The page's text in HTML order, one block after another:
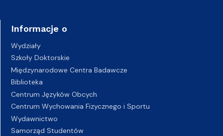
Informacje o
Wydziały
Szkoły Doktorskie
Międzynarodowe Centra Badawcze
Biblioteka
Centrum Języków Obcych
Centrum Wychowania Fizycznego i Sportu
Wydawnictwo
Samorząd Studentów